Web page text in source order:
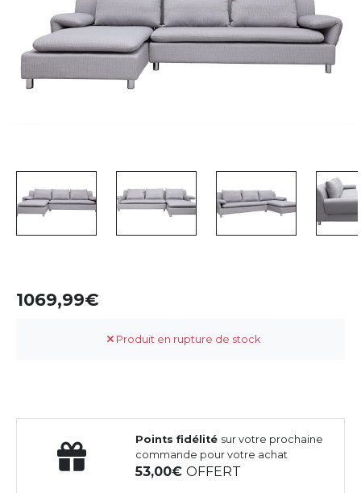
1069,99
Produit en rupture de stock
Points fidélité sur votre prochaine
commande pour votre achat
53,00OFFERT